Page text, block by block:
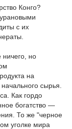
Конго?
с их
но
на
сырья.
Как гордо
богатство —
То же "черное
уголке мира